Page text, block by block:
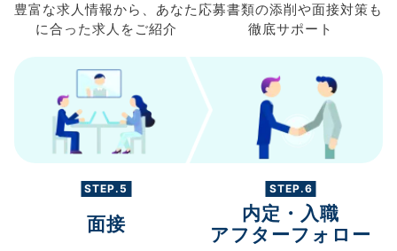
豊富な求人情報から、 あなた
に合った求人を ご紹介
応募書類の添削や面接対策も
徹底サポート
STEP.5
面接
STEP.6
内定・入職
アフターフォロー